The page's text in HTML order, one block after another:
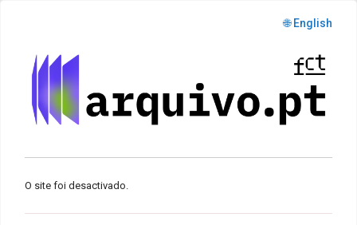
🌐 English
O site foi desactivado.